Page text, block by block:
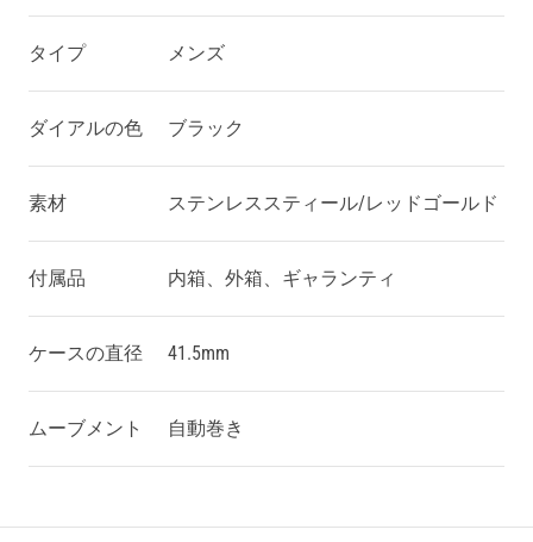
タイプ メンズ
ダイアルの色 ブラック
素材 ステンレススティール/レッドゴール ド
付属品 内箱、外箱、ギャランティ
ケースの直径 41.5mm
ムーブメント 自動巻き